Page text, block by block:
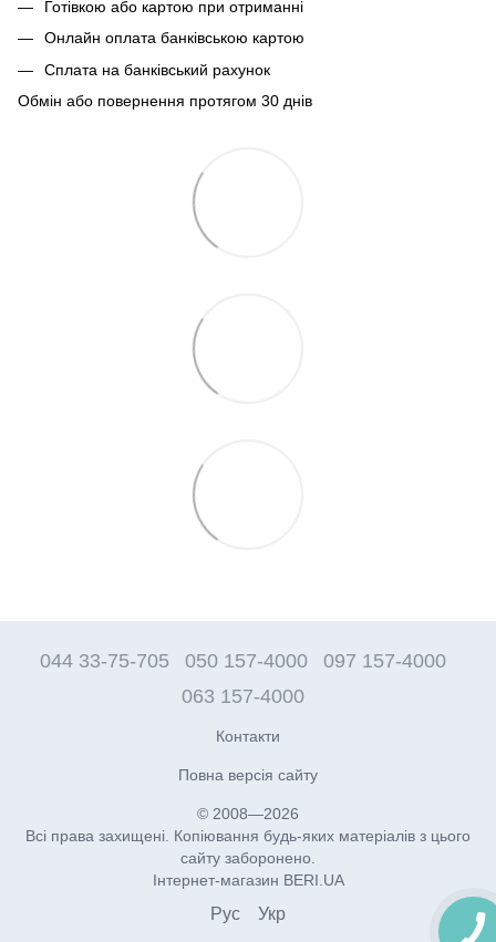
Готівкою або картою при отриманні
Онлайн оплата банківською картою
Сплата на банківський рахунок
Обмін або повернення протягом 30 днів
044 33-75-705 050 157-4000
097 157-4000
063 157-4000
Контакти
Повна версія сайту
© 2008—2026
Всі права захищені. Копіювання будь-яких матеріалів з цього
сайту заборонено.
Інтернет-магазин BERI.UA
Рус Укр